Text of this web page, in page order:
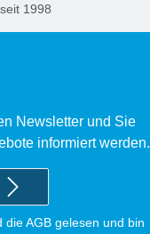
1998
Newsletter und Sie
informiert werden.
dieAGB gelesen und bin